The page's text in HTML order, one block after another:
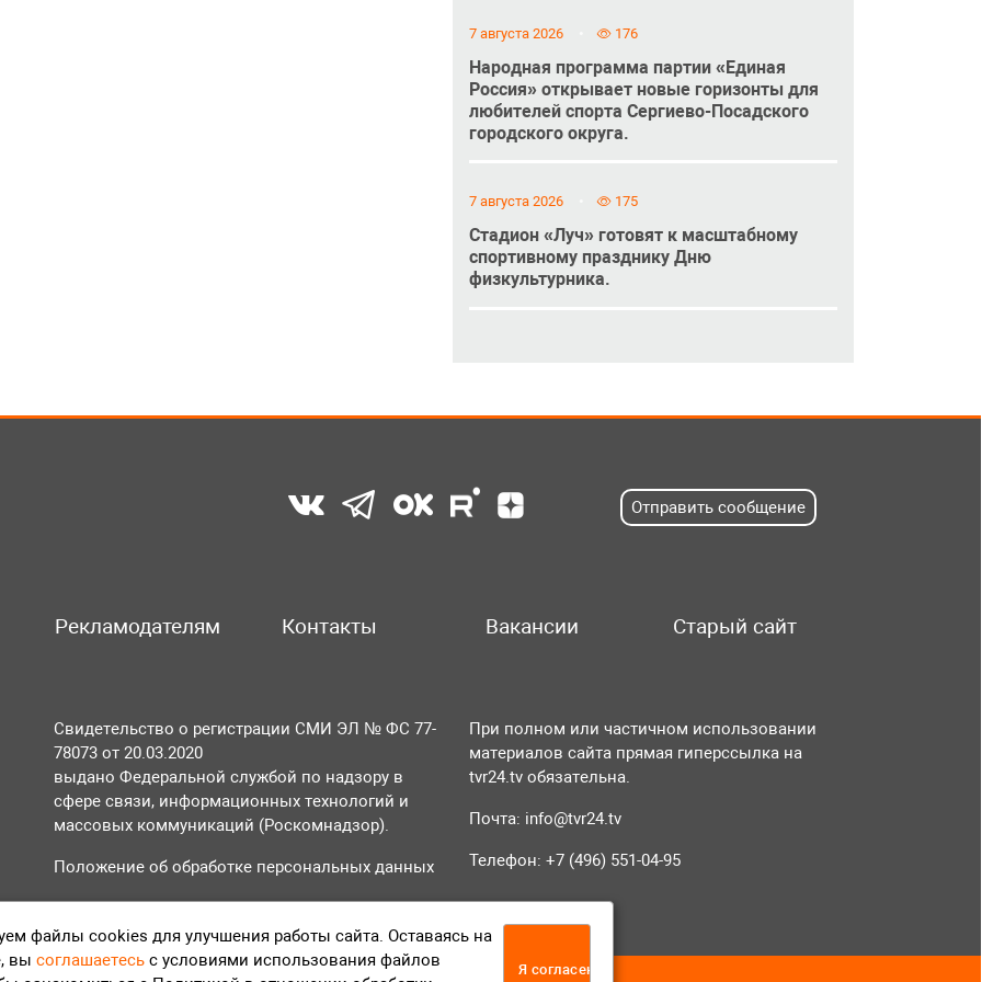
7 августа 2026 176
Народная программа партии «Единая
Россия» открывает новые горизонты для
любителей спорта Сергиево-Посадского
городского округа.
7 августа 2026 175
Стадион «Луч» готовят к масштабному
спортивному празднику Дню
физкультурника.
Отправить сообщение
Рекламодателям Контакты Вакансии Старый сайт
Свидетельство о регистрации СМИ ЭЛ № ФС 77-
78073 от 20.03.2020
выдано Федеральной службой по надзору в
сфере связи, информационных технологий и
массовых коммуникаций (Роскомнадзор).
Положение об обработке персональных данных
Согласие на обработку персональных данных
При полном или частичном использовании
материалов сайта прямая гиперссылка на
tvr24.tv обязательна.
Почта: info@tvr24.tv
Телефон: +7 (496) 551-04-95
файлы cookies для улучшения работы сайта. Оставаясь на
вы соглашаетесь с условиями использования файлов
Я согласен